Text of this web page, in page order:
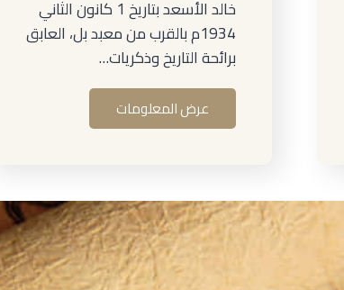
خالد الأسعد بتاريخ 1 كانون الثاني
1934م بالقرب من معبد بل، العابق
برائحة التاريخ وذكريات…
عرض المعلومات